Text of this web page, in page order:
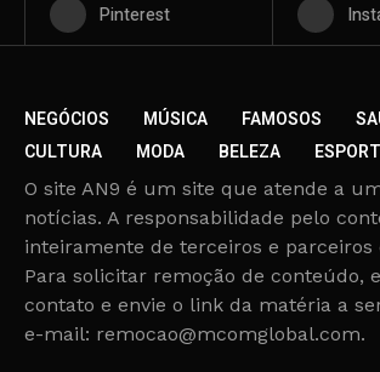
Pinterest
NEGÓCIOS MÚSICA FAMOSOS
CULTURA
MODA BELEZA
O site AN9 é um site que atende a
notícias. A responsabilidade pelo
inteiramente de terceiros e parceiros
Para solicitar remoção de conteúdo,
contato e envie o link da matéria a
e-mail: remocao@mcomglobal.com.